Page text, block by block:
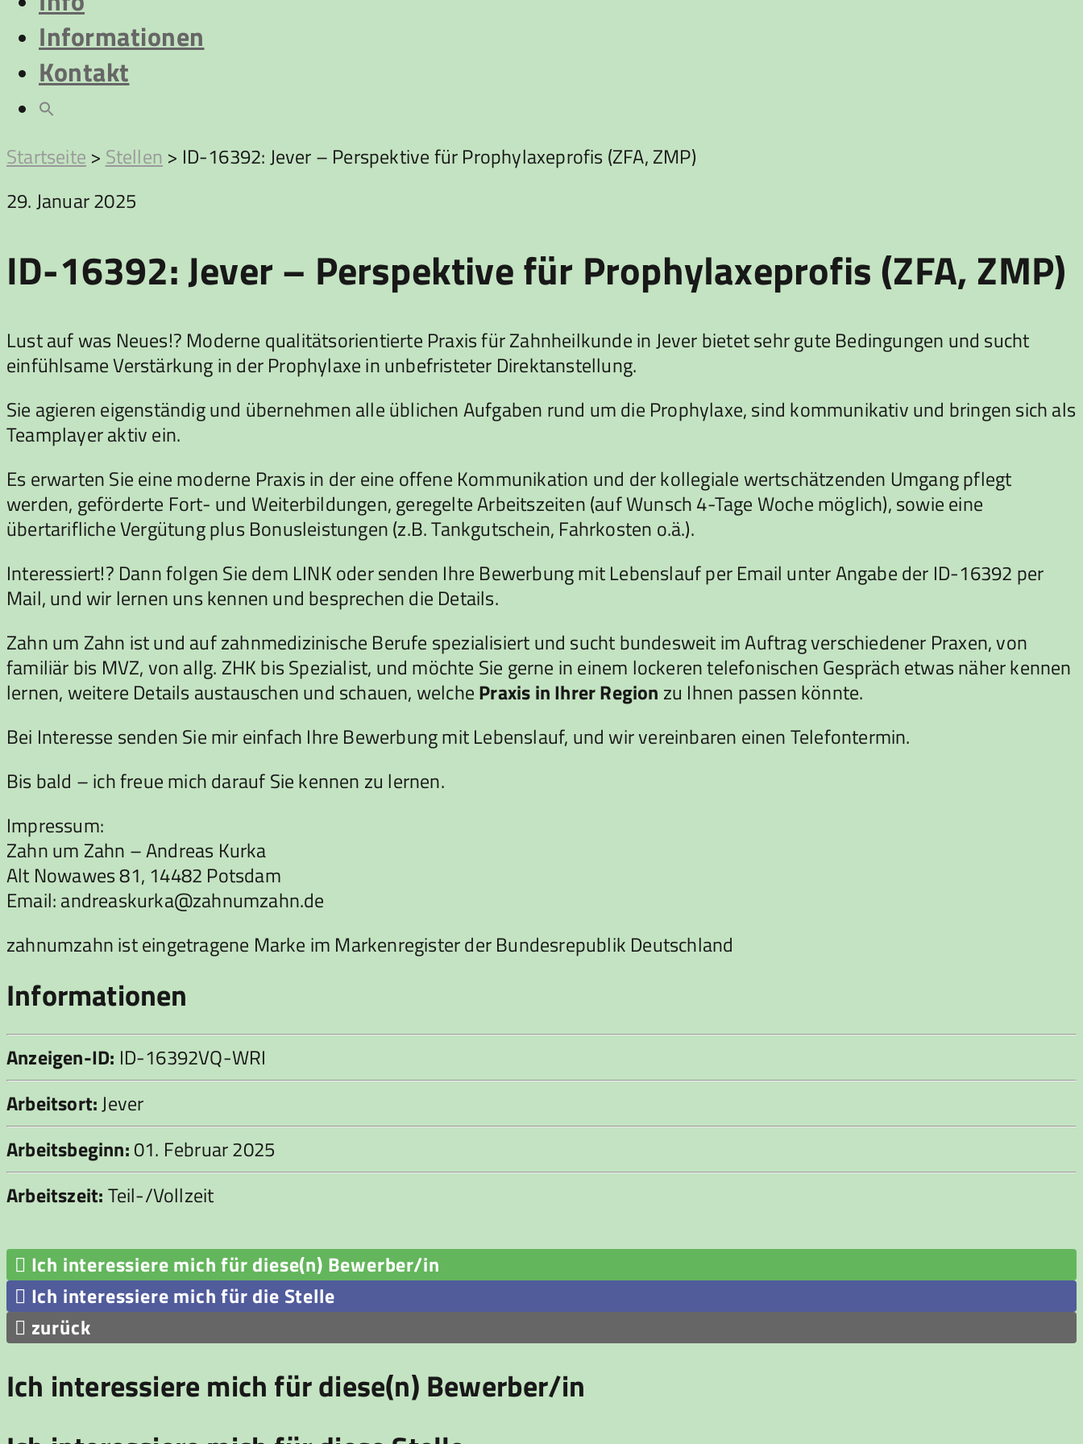
Informationen
Kontakt
Startseite > Stellen > ID-16392: Jever – Perspektive für Prophylaxeprofis (ZFA, ZMP)
29. Januar 2025
ID-16392: Jever – Perspektive für Prophylaxeprofis (ZFA, ZMP)
Lust auf was Neues!? Moderne qualitätsorientierte Praxis für Zahnheilkunde in Jever bietet sehr gute Bedingungen und sucht
einfühlsame Verstärkung in der Prophylaxe in unbefristeter Direktanstellung.
Sie agieren eigenständig und übernehmen alle üblichen Aufgaben rund um die Prophylaxe, sind kommunikativ und bringen sich als
Teamplayer aktiv ein.
Es erwarten Sie eine moderne Praxis in der eine offene Kommunikation und der kollegiale wertschätzenden Umgang pflegt
werden, geförderte Fort- und Weiterbildungen, geregelte Arbeitszeiten (auf Wunsch 4-Tage Woche möglich), sowie eine
übertarifliche Vergütung plus Bonusleistungen (z.B. Tankgutschein, Fahrkosten o.ä.).
Interessiert!? Dann folgen Sie dem LINK oder senden Ihre Bewerbung mit Lebenslauf per Email unter Angabe der ID-16392 per
Mail, und wir lernen uns kennen und besprechen die Details.
Zahn um Zahn ist und auf zahnmedizinische Berufe spezialisiert und sucht bundesweit im Auftrag verschiedener Praxen, von
familiär bis MVZ, von allg. ZHK bis Spezialist, und möchte Sie gerne in einem lockeren telefonischen Gespräch etwas näher kennen
lernen, weitere Details austauschen und schauen, welchePraxis in Ihrer Region zu Ihnen passen könnte.
Bei Interesse senden Sie mir einfach Ihre Bewerbung mit Lebenslauf, und wir vereinbaren einen Telefontermin.
Bis bald – ich freue mich darauf Sie kennen zu lernen.
Impressum:
Zahn um Zahn – Andreas Kurka
Alt Nowawes 81, 14482 Potsdam
Email: andreaskurka@zahnumzahn.de
zahnumzahn ist eingetragene Marke im Markenregister der Bundesrepublik Deutschland
Informationen
Anzeigen-ID: ID-16392VQ-WRI
Arbeitsort:Jever
Arbeitsbeginn:01. Februar 2025
Arbeitszeit:Teil-/Vollzeit
 Ich interessiere mich für diese(n) Bewerber/in
 Ich interessiere mich für die Stelle
 zurück
Ich interessiere mich für diese(n) Bewerber/in